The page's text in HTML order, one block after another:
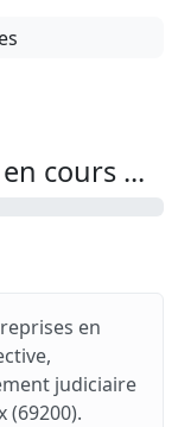
cours ...
en
judiciaire
(69200).